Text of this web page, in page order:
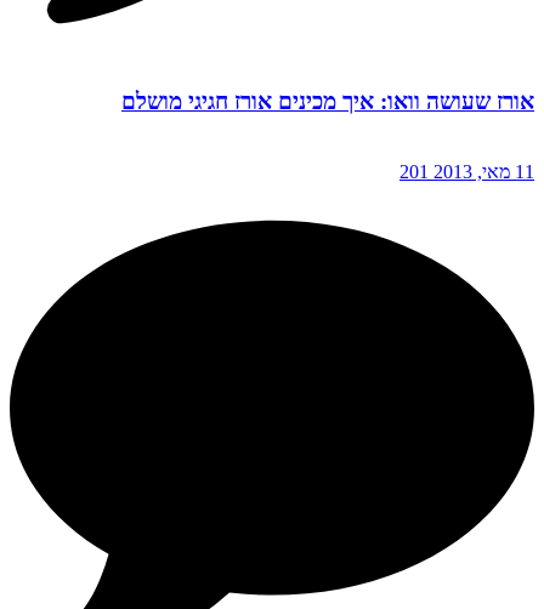
אורז שעושה וואו: איך מכינים אורז חגיגי מושלם
11 מאי, 2013 201